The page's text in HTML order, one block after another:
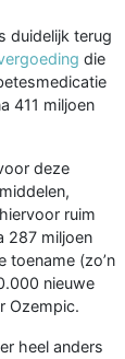
duidelijk terug
die
411 miljoen
deze
ruim
287 miljoen
toename (zo’n
nieuwe
Ozempic.
heel anders